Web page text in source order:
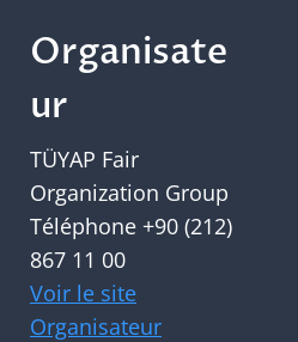
Organisate
ur
TÜYAP Fair
Organization Group
Téléphone +90 (212)
867 11 00
Voir le site
Organisateur